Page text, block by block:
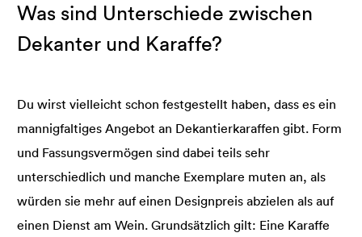
Was sind Unterschiede zwischen
Dekanter und Karaffe?
Du wirst vielleicht schon festgestellt haben, dass es ein
mannigfaltiges Angebot an Dekantierkaraffen gibt. Form
und Fassungsvermögen sind dabei teils sehr
unterschiedlich und manche Exemplare muten an, als
würden sie mehr auf einen Designpreis abzielen als auf
einen Dienst am Wein. Grundsätzlich gilt: Eine Karaffe